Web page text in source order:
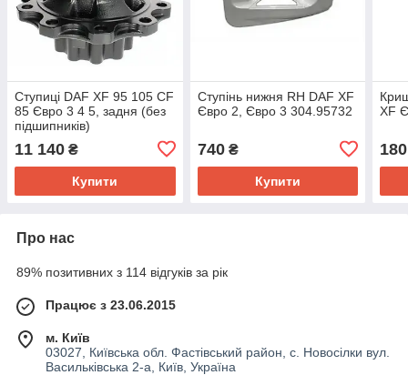
Ступиці DAF XF 95 105 CF
85 Євро 3 4 5, задня (без
підшипників)
11 140 ₴
Купити
Ступінь нижня RH DAF XF
Євро 2, Євро 3 304.95732
740₴
Купити
XF
180
Про нас
89% позитивних з 114 відгуків за рік
Працює з 23.06.2015
м. Київ
03027, Київська обл. Фастівський район, с. Новосілки вул.
Васильківська 2-а, Київ, Україна